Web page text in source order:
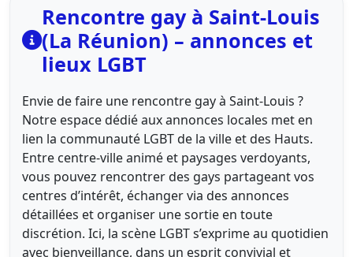
Rencontre gay à Saint‑Louis
(La Réunion) – annonces et
lieux LGBT
Envie de faire une rencontre gay à Saint‑Louis ?
Notre espace dédié aux annonces locales met en
lien la communauté LGBT de la ville et des Hauts.
Entre centre‑ville animé et paysages verdoyants,
vous pouvez rencontrer des gays partageant vos
centres d’intérêt, échanger via des annonces
détaillées et organiser une sortie en toute
discrétion. Ici, la scène LGBT s’exprime au quotidien
avec bienveillance, dans un esprit convivial et